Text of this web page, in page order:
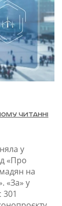
читанні
у
«Про
на
«За» у
301